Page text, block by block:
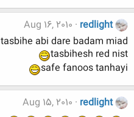
redlight
Aug 16, 2010
abi dare badam miad
tasbihesh red nist
safe fanoos tanhayi
redlight
Aug 15, 2010